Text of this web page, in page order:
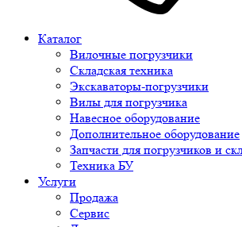
Каталог
Вилочные погрузчики
Складская техника
Экскаваторы-погрузчики
Вилы для погрузчика
Навесное оборудование
Дополнительное оборудование
Запчасти для погрузчиков и
Техника БУ
Услуги
Продажа
Сервис